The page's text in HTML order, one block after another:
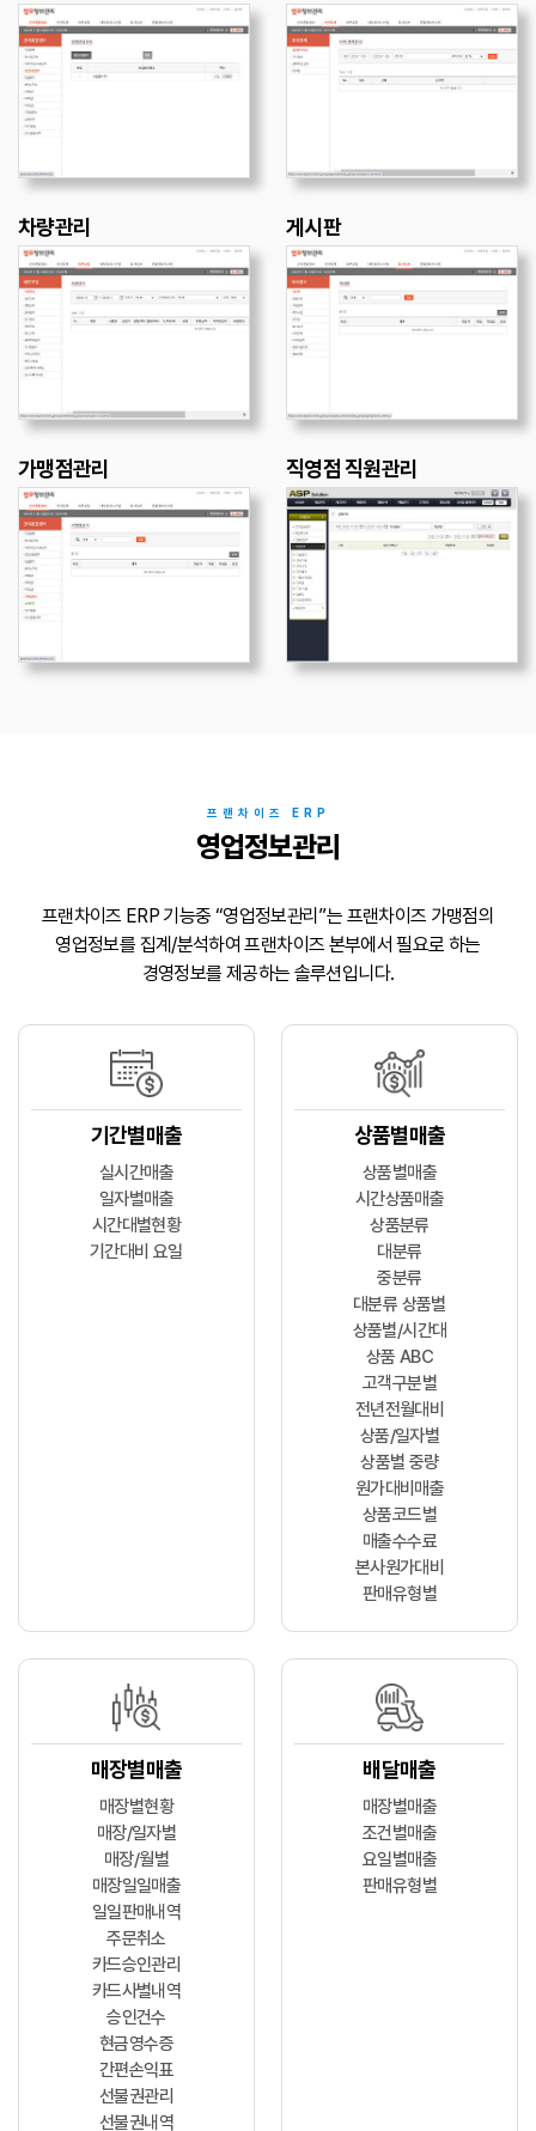
차량관리 게시판
가맹점관리 직영점 직원관리
프랜차이즈 ERP
영업정보관리
프랜차이즈 ERP 기능중 “영업정보관리”는 프랜차이즈 가맹점의
영업정보를 집계/분석하여프랜차이즈 본부에서 필요로 하는
경영정보를 제공하는 솔루션입니다.
기간별매출
실시간매출
일자별매출
시간대별현황
기간대비 요일
상품별매출
상품별매출
시간상품매출
상품분류
대분류
중분류
대분류 상품별
상품별/시간대
상품 ABC
고객구분별
전년전월대비
상품/일자별
상품별 중량
원가대비매출
상품코드별
매출수수료
본사원가대비
판매유형별
매장별매출
매장별현황
매장/일자별
매장/월별
매장일일매출
일일판매내역
주문취소
카드승인관리
카드사별내역
승인건수
현금영수증
간편손익표
선불권관리
선불권내역
배달매출
매장별매출
조건별매출
요일별매출
판매유형별